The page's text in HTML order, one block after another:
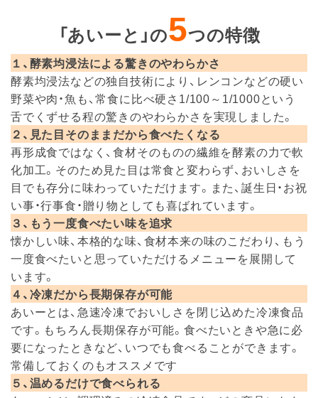
「あいーと」の5つの特徴
１、酵素均浸法による驚きのやわらかさ
酵素均浸法などの独自技術により、レンコンなどの硬い
野菜や肉・魚も、常食に比べ硬さ1/100～1/1000という
舌でくずせる程の驚きのやわらかさを実現しました。
２、見た目そのままだから食べたくなる
再形成食ではなく、食材そのものの繊維を酵素の力で軟
化加工。そのため見た目は常食と変わらず、おいしさを
目でも存分に味わっていただけます。また、誕生日・お祝
い事・行事食・贈り物としても喜ばれています。
３、もう一度食べたい味を追求
懐かしい味、本格的な味、食材本来の味のこだわり、もう
一度食べたいと思っていただけるメニューを展開して
います。
４、冷凍だから長期保存が可能
あいーとは、急速冷凍でおいしさを閉じ込めた冷凍食品
です。もちろん長期保存が可能。食べたいときや急に必
要になったときなど、いつでも食べることができます。
常備しておくのもオススメです
５、温めるだけで食べられる